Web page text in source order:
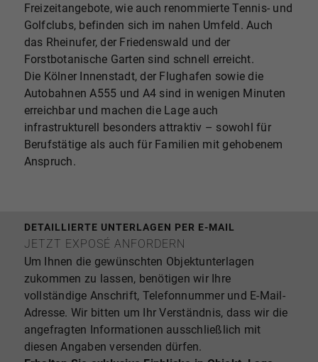
Freizeitangebote, wie auch renommierte Tennis- und
Golfclubs, befinden sich im nahen Umfeld. Auch
das Rheinufer, der Friedenswald und der
Forstbotanische Garten sind schnell erreicht.
Die Kölner Innenstadt, der Flughafen sowie die
Autobahnen A555 und A4 sind in wenigen Minuten
erreichbar und machen die Lage auch
infrastrukturell besonders attraktiv – sowohl für
Berufstätige als auch für Familien mit gehobenem
Anspruch.
DETAILLIERTE UNTERLAGEN PER E-MAIL
JETZT EXPOSÉ ANFORDERN
Um Ihnen die gewünschten Objektunterlagen
zukommen zu lassen, benötigen wir Ihre
vollständige Anschrift, Telefonnummer und E-Mail-
Adresse. Wir bitten um Ihr Verständnis, dass wir die
angefragten Informationen ausschließlich mit
diesen Angaben versenden dürfen.